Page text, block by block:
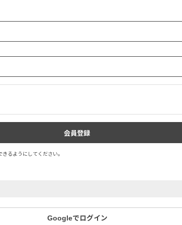
るようにしてください。
Googleでログイン